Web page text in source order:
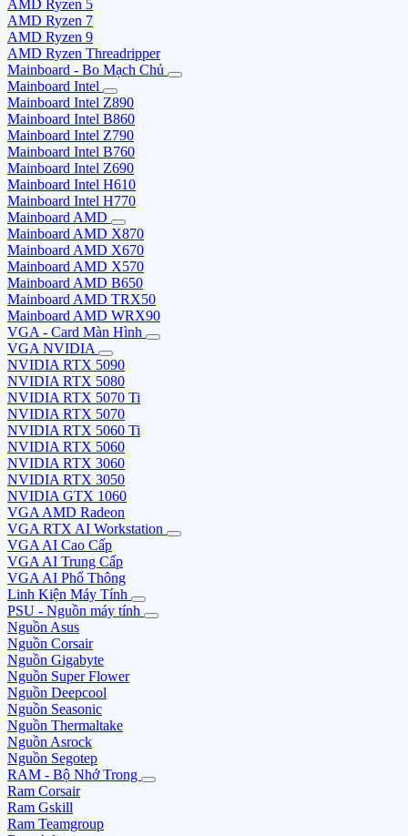
AMD Ryzen 5
AMD Ryzen 7
AMD Ryzen 9
AMD Ryzen Threadripper
Mainboard - Bo Mạch Chủ
Mainboard Intel
Mainboard Intel Z890
Mainboard Intel B860
Mainboard Intel Z790
Mainboard Intel B760
Mainboard Intel Z690
Mainboard Intel H610
Mainboard Intel H770
Mainboard AMD
Mainboard AMD X870
Mainboard AMD X670
Mainboard AMD X570
Mainboard AMD B650
Mainboard AMD TRX50
Mainboard AMD WRX90
VGA - Card Màn Hình
VGA NVIDIA
NVIDIA RTX 5090
NVIDIA RTX 5080
NVIDIA RTX 5070 Ti
NVIDIA RTX 5070
NVIDIA RTX 5060 Ti
NVIDIA RTX 5060
NVIDIA RTX 3060
NVIDIA RTX 3050
NVIDIA GTX 1060
VGA AMD Radeon
VGA RTX AI Workstation
VGA AI Cao Cấp
VGA AI Trung Cấp
VGA AI Phổ Thông
Linh Kiện Máy Tính
PSU - Nguồn máy tính
Nguồn Asus
Nguồn Corsair
Nguồn Gigabyte
Nguồn Super Flower
Nguồn Deepcool
Nguồn Seasonic
Nguồn Thermaltake
Nguồn Asrock
Nguồn Segotep
RAM - Bộ Nhớ Trong
Ram Corsair
Ram Gskill
Ram Teamgroup